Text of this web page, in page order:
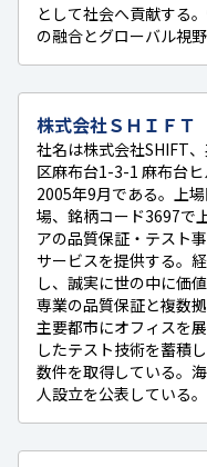
として社会へ貢献する
の融合とグローバル視
株式会社ＳＨＩＦＴ
社名は株式会社SHIFT
区麻布台1-3-1 麻布台
2005年9月である。上
場、銘柄コード3697で
アの品質保証・テスト
サービスを提供する。
し、誠実に世の中に価
専業の品質保証と複数
主要都市にオフィスを
したテスト技術を蓄積
数件を取得している。
人設立を公表している。